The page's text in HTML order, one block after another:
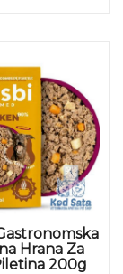
Hrana Za
200g